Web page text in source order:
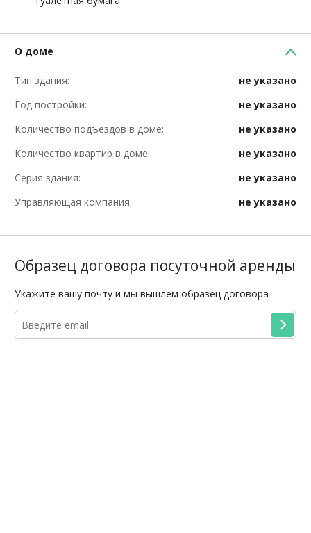
О доме
Тип здания:
не указано
Год постройки:
не указано
Количество подъездов в доме:
не указано
Количество квартир в доме:
не указано
Серия здания:
не указано
Управляющая компания:
не указано
Образец договора посуточной аренды
Укажите вашу почту и мы вышлем образец договора